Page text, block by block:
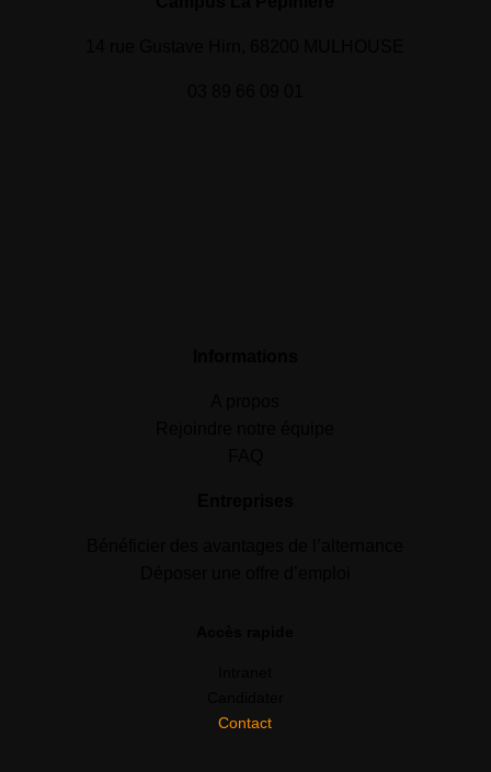
Contact